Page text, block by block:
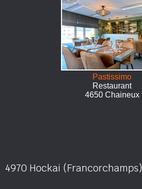
Pastissimo
Restaurant
4650 Chaineux
4970 Hockai (Francorchamps)